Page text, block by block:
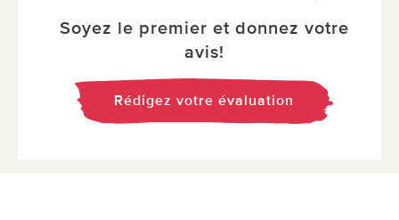
Soyez le premier et donnez votre
avis!
Rédigez votre évaluation